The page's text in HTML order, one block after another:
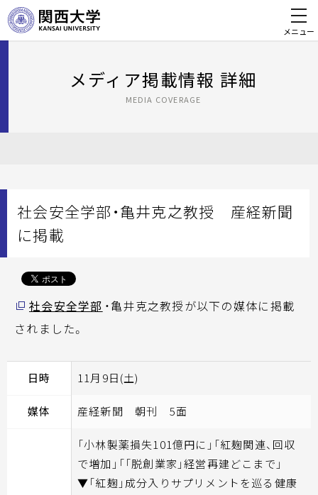
メニュー
メディア掲載情報 詳細
MEDIA COVERAGE
社会安全学部・亀井克之教授 産経新聞
に掲載
社会安全学部 ・亀井克之教授が以下の媒体に掲載
されました。
日時 11月9日(土)
媒体 産経新聞 朝刊 5面
「小林製薬損失101億円に」「紅麹関連、回収
で増加」「「脱創業家」経営再建どこまで」
▼「紅麹」成分入りサプリメントを巡る健康